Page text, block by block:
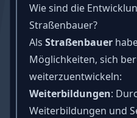
Wie sind die
Straßenbauer?
Als Straßenbauer
Möglichkeiten, sich
weiterzuentwickeln:
Weiterbildungen:
Weiterbildungen und